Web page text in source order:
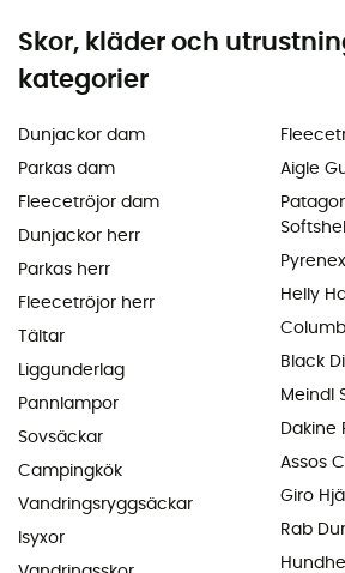
Skor, kläder och
kategorier
Dunjackor dam
Parkas dam
Fleecetröjor dam
Dunjackor herr
Parkas herr
Fleecetröjor herr
Tältar
Liggunderlag
Pannlampor
Sovsäckar
Campingkök
Vandringsryggsäckar
Isyxor
Aigle
Softshell
Helly
Black
Meindl
Dakine
Assos
Giro
Rab